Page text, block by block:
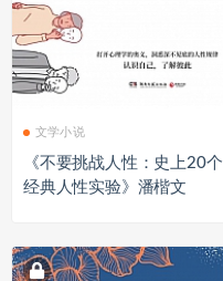
文学小说
《不要挑战人性：史上20个
经典人性实验》潘楷文